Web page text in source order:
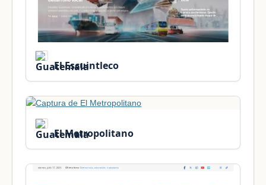
El Escuintleco
El Metropolitano